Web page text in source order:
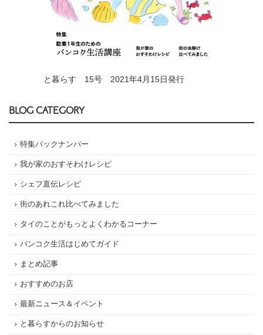
と暮らす 15号 2021年4月15日発行
BLOG CATEGORY
特集バックナンバー
我が家のおすそわけレシピ
シェフ直伝レシピ
街のあれこれ比べてみました
タイのことがもっとよくわかるコーナー
バンコク生活はじめてガイド
まとめ記事
おすすめのお店
最新ニュース＆イベント
と暮らすからのお知らせ